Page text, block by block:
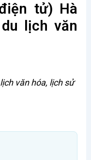
tử) Hà
lịch văn
văn hóa, lịch sử